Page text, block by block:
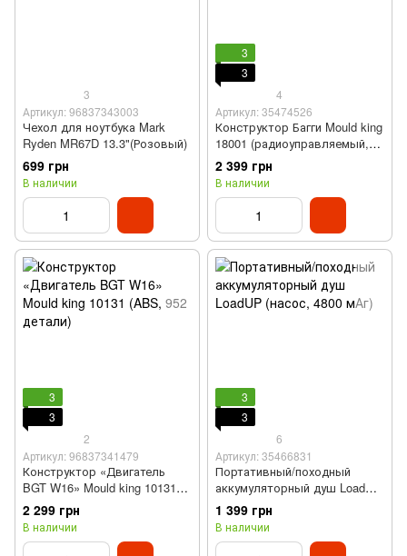
3
Артикул: 96837343003
Чехол для ноутбука Mark
Ryden MR67D 13.3"(Розовый)
699 грн
В наличии
3
3
4
Артикул: 35474526
Конструктор Багги Mould king
18001 (радиоуправляемый,
ABS, 409 детали)
2 399 грн
В наличии
3
3
2
Артикул: 96837341479
Конструктор «Двигатель
BGT W16» Mould king 10131
(ABS, 952 детали)
2 299 грн
В наличии
3
3
6
Артикул: 35466831
Портативный/походный
аккумуляторный душ LoadUP
(насос, 4800 мАг)
1 399 грн
В наличии